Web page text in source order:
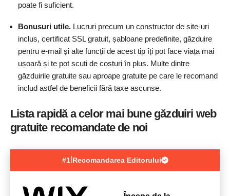
poate fi suficient.
Bonusuri utile. Lucruri precum un constructor de site-uri
inclus, certificat SSL gratuit, șabloane predefinite, găzduire
pentru e-mail și alte funcții de acest tip îți pot face viața mai
ușoară și te pot scuti de costuri în plus. Multe dintre
găzduirile gratuite sau aproape gratuite pe care le recomand
includ astfel de beneficii fără taxe ascunse.
Lista rapidă a celor mai bune găzduiri web
gratuite recomandate de noi
#1|Recomandarea Editorului